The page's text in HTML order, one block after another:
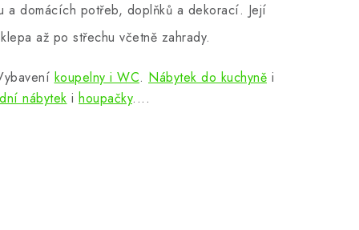
a domácích potřeb, doplňků a dekorací. Její
až po střechu včetně zahrady.
koupelny i WC. Nábytek do kuchyně i
nábytek i houpačky....